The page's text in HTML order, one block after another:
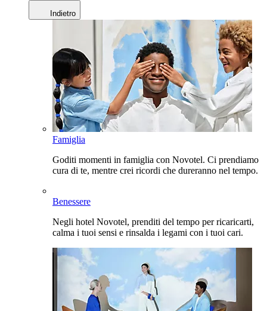
Indietro
Famiglia
Goditi momenti in famiglia con Novotel. Ci prendiamo
cura di te, mentre crei ricordi che dureranno nel tempo.
Benessere
Negli hotel Novotel, prenditi del tempo per ricaricarti,
calma i tuoi sensi e rinsalda i legami con i tuoi cari.